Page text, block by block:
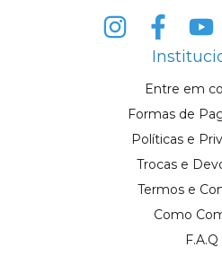
Entre em
Formas de
Políticas e
Trocas e
Termos e
Como
F.A.Q